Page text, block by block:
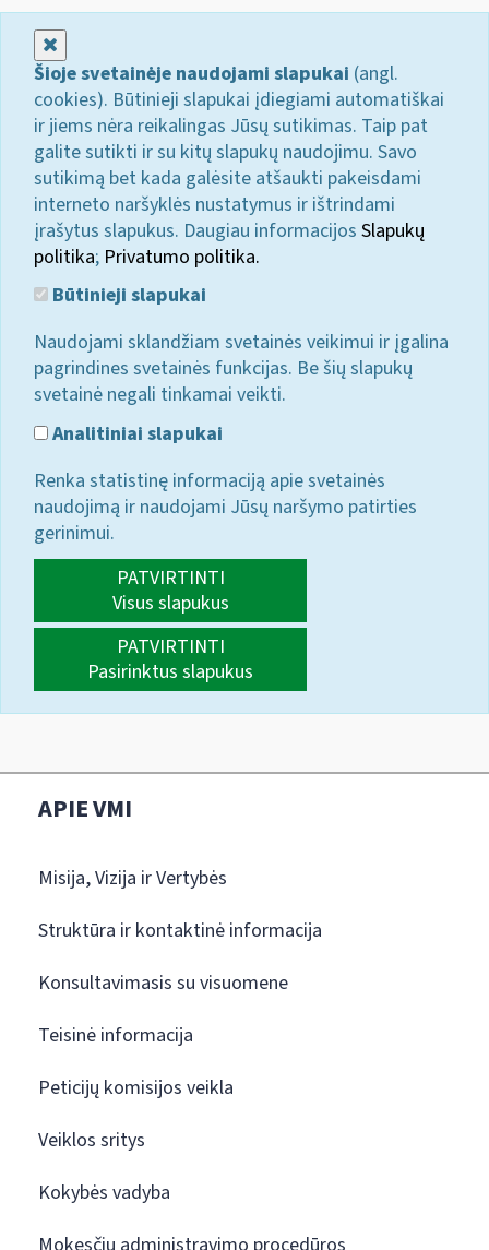
Šioje svetainėje naudojami slapukai (angl.
cookies). Būtinieji slapukai įdiegiami automatiškai
ir jiems nėra reikalingas Jūsų sutikimas. Taip pat
galite sutikti ir su kitų slapukų naudojimu. Savo
sutikimą bet kada galėsite atšaukti pakeisdami
interneto naršyklės nustatymus ir ištrindami
įrašytus slapukus. Daugiau informacijos Slapukų
politika; Privatumo politika.
Būtinieji slapukai
Naudojami sklandžiam svetainės veikimui ir įgalina
pagrindines svetainės funkcijas. Be šių slapukų
svetainė negali tinkamai veikti.
Analitiniai slapukai
Renka statistinę informaciją apie svetainės
naudojimą ir naudojami Jūsų naršymo patirties
gerinimui.
PATVIRTINTI
Visus slapukus
PATVIRTINTI
Pasirinktus slapukus
APIE VMI
Misija, Vizija ir Vertybės
Struktūra ir kontaktinė informacija
Konsultavimasis su visuomene
Teisinė informacija
Peticijų komisijos veikla
Veiklos sritys
Kokybės vadyba